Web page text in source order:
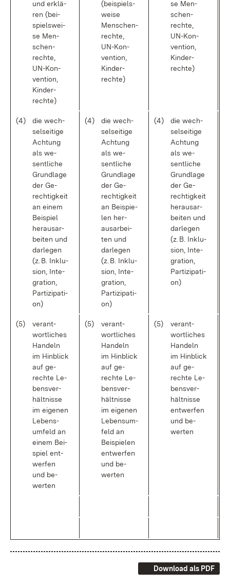
und er­klä­
ren (bei­
spiels­wei­
se Men­
schen­
rech­te,
UN-Kon­
ven­ti­on,
Kin­der­
rech­te)
(bei­spiels­
wei­se
Men­schen­
rech­te,
UN-Kon­
ven­ti­on,
Kin­der­
rech­te)
se Men­
schen­
rech­te,
UN-Kon­
ven­ti­on,
Kin­der­
rech­te)
(4)
die wech­
sel­sei­ti­ge
Ach­tung
als we­
sent­li­che
Grund­la­ge
der Ge­
rech­tig­keit
an ei­nem
Bei­spiel
her­aus­ar­
bei­ten und
dar­le­gen
(z. B. In­k­lu­
si­on, In­te­
gra­ti­on,
Par­ti­zi­pa­ti­
on)
(4)
die wech­
sel­sei­ti­ge
Ach­tung
als we­
sent­li­che
Grund­la­ge
der Ge­
rech­tig­keit
an Bei­spie­
len her­
aus­ar­bei­
ten und
dar­le­gen
(z. B. In­k­lu­
si­on, In­te­
gra­ti­on,
Par­ti­zi­pa­ti­
on)
(4)
die wech­
sel­sei­ti­ge
Ach­tung
als we­
sent­li­che
Grund­la­ge
der Ge­
rech­tig­keit
her­aus­ar­
bei­ten und
dar­le­gen
(z. B. In­k­lu­
si­on, In­te­
gra­ti­on,
Par­ti­zi­pa­ti­
on)
(5)
ver­ant­
wort­li­ches
Han­deln
im Hin­blick
auf ge­
rech­te Le­
bens­ver­
hält­nis­se
im ei­ge­nen
Lebens­
um­feld an
ei­nem Bei­
spiel ent­
wer­fen
und be­
wer­ten
(5)
ver­ant­
wort­li­ches
Han­deln
im Hin­blick
auf ge­
rech­te Le­
bens­ver­
hält­nis­se
im ei­ge­nen
Lebens­um­
feld an
Bei­spie­len
ent­wer­fen
und be­
wer­ten
(5)
ver­ant­
wort­li­ches
Han­deln
im Hin­blick
auf ge­
rech­te Le­
bens­ver­
hält­nis­se
ent­wer­fen
und be­
wer­ten
Download als PDF